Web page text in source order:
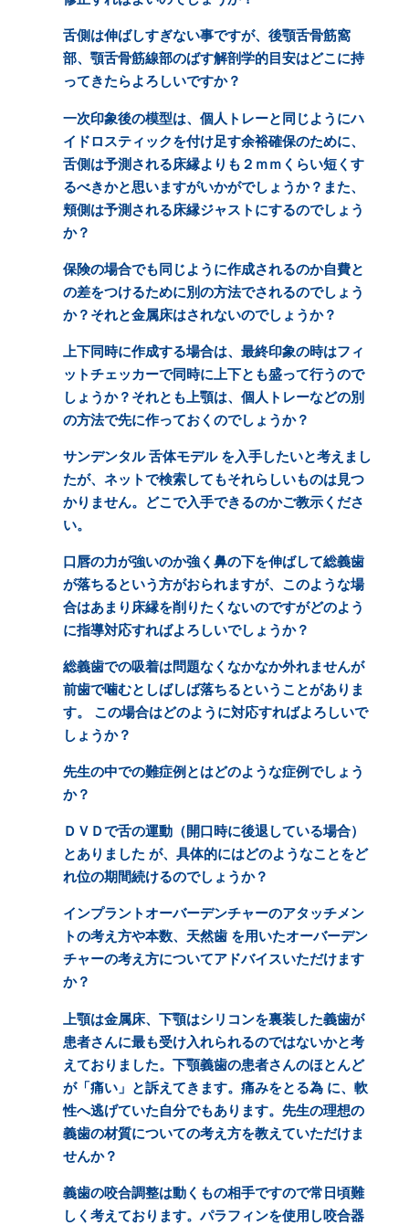
舌側は伸ばしすぎない事ですが、後顎舌骨筋窩
部、顎舌骨筋線部のばす解剖学的目安はどこに持
ってきたらよろしいですか？
一次印象後の模型は、個人トレーと同じようにハ
イドロスティックを付け足す余裕確保のために、
舌側は予測される床縁よりも２ｍｍくらい短くす
るべきかと思いますがいかがでしょうか？また、
頬側は予測される床縁ジャストにするのでしょう
か？
保険の場合でも同じように作成されるのか自費と
の差をつけるために別の方法でされるのでしょう
か？それと金属床はされないのでしょうか？
上下同時に作成する場合は、最終印象の時はフィ
ットチェッカーで同時に上下とも盛って行うので
しょうか？それとも上顎は、個人トレーなどの別
の方法で先に作っておくのでしょうか？
サンデンタル 舌体モデル を入手したいと考えまし
たが、ネットで検索してもそれらしいものは見つ
かりません。どこで入手できるのかご教示くださ
い。
口唇の力が強いのか強く鼻の下を伸ばして総義歯
が落ちるという方がおられますが、このような場
合はあまり床縁を削りたくないのですがどのよう
に指導対応すればよろしいでしょうか？
総義歯での吸着は問題なくなかなか外れませんが
前歯で噛むとしばしば落ちるということがありま
す。 この場合はどのように対応すればよろしいで
しょうか？
先生の中での難症例とはどのような症例でしょう
か？
ＤＶＤで舌の運動（開口時に後退している場合）
とありました が、具体的にはどのようなことをど
れ位の期間続けるのでしょうか？
インプラントオーバーデンチャーのアタッチメン
トの考え方や本数、天然歯 を用いたオーバーデン
チャーの考え方についてアドバイスいただけます
か？
上顎は金属床、下顎はシリコンを裏装した義歯が
患者さんに最も受け入れられるのではないかと考
えておりました。下顎義歯の患者さんのほとんど
が「痛い」と訴えてきます。痛みをとる為 に、軟
性へ逃げていた自分でもあります。先生の理想の
義歯の材質についての考え方を教えていただけま
せんか？
義歯の咬合調整は動くもの相手ですので常日頃難
しく考えております。パラフィンを使用し咬合器